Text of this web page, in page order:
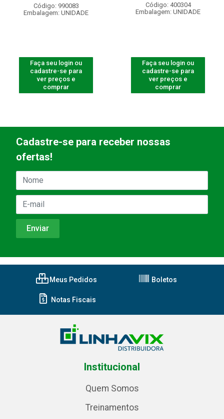
Código: 990083
Embalagem: UNIDADE
Faça seu login ou
cadastre-se para
ver preços e
comprar
Código: 400304
Embalagem: UNIDADE
Faça seu login ou
cadastre-se para
ver preços e
comprar
Cadastre-se para receber nossas
ofertas!
Meus Pedidos Boletos
Notas Fiscais
Institucional
Quem Somos
Treinamentos